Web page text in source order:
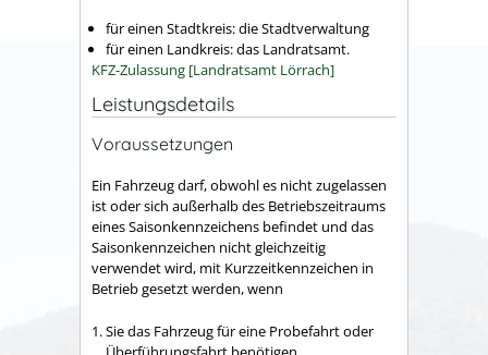
für einen Stadtkreis: die Stadtverwaltung
für einen Landkreis: das Landratsamt.
KFZ-Zulassung [Landratsamt Lörrach]
Leistungsdetails
Voraussetzungen
Ein Fahrzeug darf, obwohl es nicht zugelassen
ist oder sich außerhalb des Betriebszeitraums
eines Saisonkennzeichens befindet und das
Saisonkennzeichen nicht gleichzeitig
verwendet wird, mit Kurzzeitkennzeichen in
Betrieb gesetzt werden, wenn
Sie das Fahrzeug für eine Probefahrt oder